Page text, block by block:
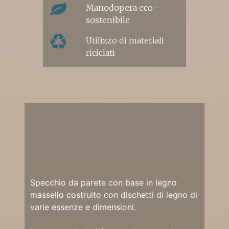
Manodopera eco-
sostenibile
Utilizzo di materiali
riciclati
Specchio da parete con base in legno
massello costruito con dischetti di legno di
varie essenze e dimensioni.